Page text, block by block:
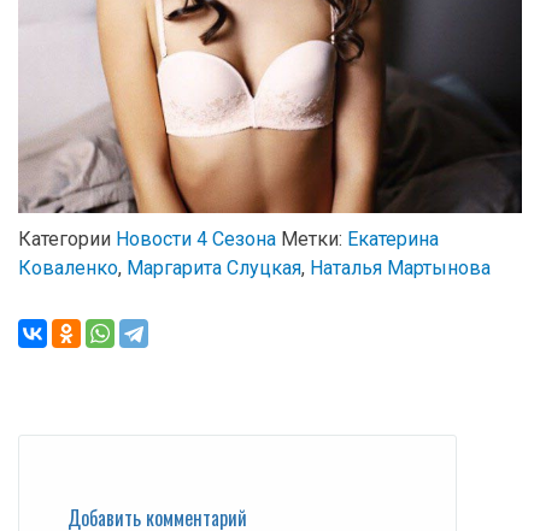
Категории Новости 4 Сезона Метки: Екатерина
Коваленко, Маргарита Слуцкая, Наталья Мартынова
Добавить комментарий